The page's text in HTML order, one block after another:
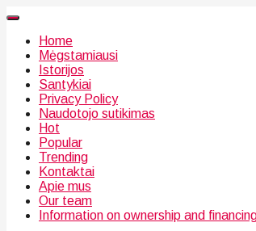
Home
Mėgstamiausi
Istorijos
Santykiai
Privacy Policy
Naudotojo sutikimas
Hot
Popular
Trending
Kontaktai
Apie mus
Our team
Information on ownership and